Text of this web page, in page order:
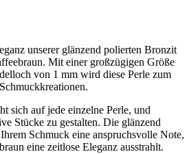
unserer glänzend polierten Bronzit
Mit einer großzügigen Größe
von 1 mm wird diese Perle zum
sich auf jede einzelne Perle, und
Stücke zu gestalten. Die glänzend
Schmuck eine anspruchsvolle Note,
eine zeitlose Eleganz ausstrahlt.